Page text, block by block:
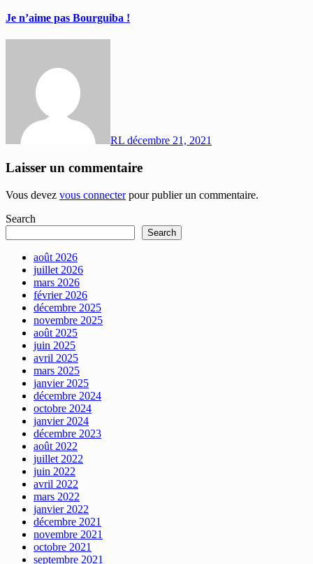
Je n’aime pas Bourguiba !
RL décembre 21, 2021
Laisser un commentaire
Vous devez vous connecterpour publier un commentaire.
Search
Search
août 2026
juillet 2026
mars 2026
février 2026
décembre 2025
novembre 2025
août 2025
juin 2025
avril 2025
mars 2025
janvier 2025
décembre 2024
octobre 2024
janvier 2024
décembre 2023
août 2022
juillet 2022
juin 2022
avril 2022
mars 2022
janvier 2022
décembre 2021
novembre 2021
octobre 2021
septembre 2021